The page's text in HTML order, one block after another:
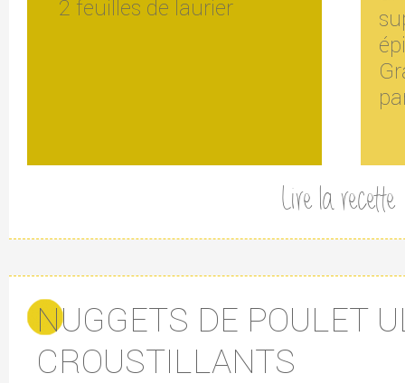
2 feuilles de laurier
Lire la recette
NUGGETS DE POULET
CROUSTILLANTS